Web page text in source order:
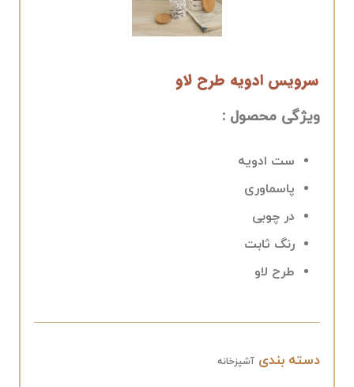
سرویس ادویه طرح لاو
ویژگی محصول :
ست ادویه
پاسماوری
در چوبی
رنگ ثابت
طرح لاو
دسته بندی آشپزخانه